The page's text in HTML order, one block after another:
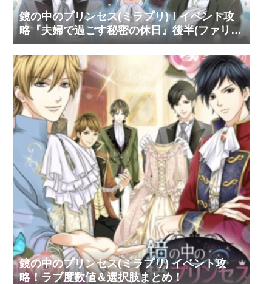
鏡の中のプリンセス(ミラプリ)！イベント攻
略『夫婦で過ごす秘密の休日』後半(ファリ
ス・ヴィンセント)
鏡の中のプリンセス(ミラプリ) イベント攻
略！ラブ度数値＆選択肢まとめ！